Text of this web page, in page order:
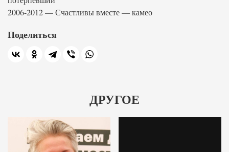
2006-2012 — Счастливы вместе — камео
Поделиться
ДРУГОЕ